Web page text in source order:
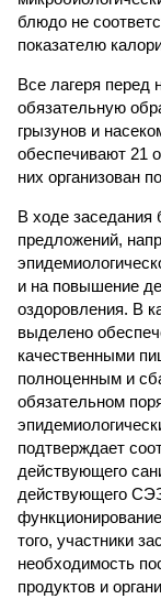
блюдо не
показателю
Все лагеря
обязательную
грызунов и
обеспечивают 21
них организован
В ходе заседания
предложений,
и на повышение
оздоровления. В
выделено
качественными
полноценным и
обязательном
подтверждает
действующего
действующего
того, участники
необходимость
продуктов и